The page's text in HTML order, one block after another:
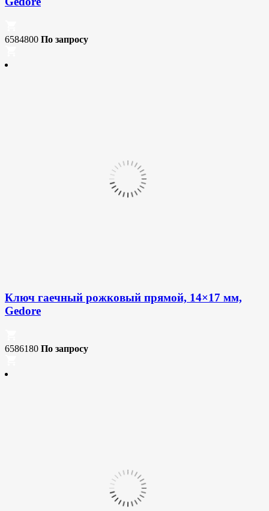
6584800 По запросу
Ключ гаечный рожковый прямой, 14×17 мм,
Gedore
6586180 По запросу